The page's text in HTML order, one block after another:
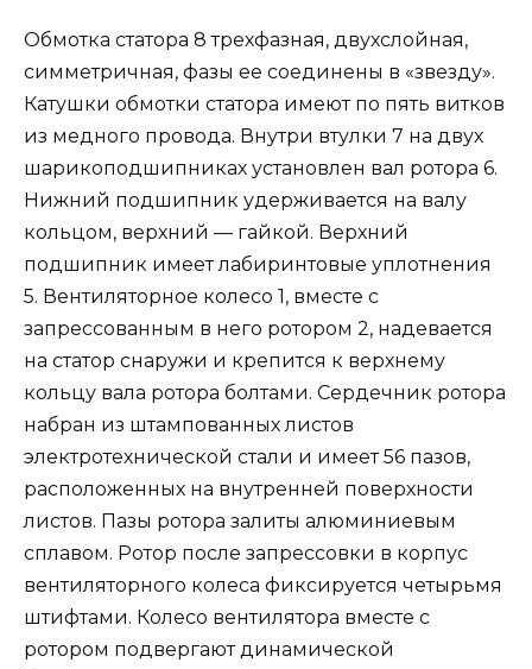
Обмотка статора 8 трехфазная, двухслойная,
симметричная, фазы ее соединены в «звезду».
Катушки обмотки статора имеют по пять витков
из медного провода. Внутри втулки 7 на двух
шарикоподшипниках установлен вал ротора 6.
Нижний подшипник удерживается на валу
кольцом, верхний — гайкой. Верхний
подшипник имеет лабиринтовые уплотнения
5. Вентиляторное колесо 1, вместе с
запрессованным в него ротором 2, надевается
на статор снаружи и крепится к верхнему
кольцу вала ротора болтами. Сердечник ротора
набран из штампованных листов
электротехнической стали и имеет 56 пазов,
расположенных на внутренней поверхности
листов. Пазы ротора залиты алюминиевым
сплавом. Ротор после запрессовки в корпус
вентиляторного колеса фиксируется четырьмя
штифтами. Колесо вентилятора вместе с
ротором подвергают динамической